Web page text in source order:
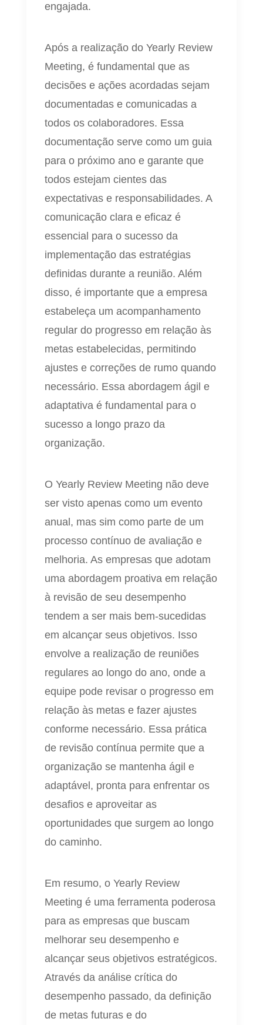
engajada.
Após a realização do Yearly Review
Meeting, é fundamental que as
decisões e ações acordadas sejam
documentadas e comunicadas a
todos os colaboradores. Essa
documentação serve como um guia
para o próximo ano e garante que
todos estejam cientes das
expectativas e responsabilidades. A
comunicação clara e eficaz é
essencial para o sucesso da
implementação das estratégias
definidas durante a reunião. Além
disso, é importante que a empresa
estabeleça um acompanhamento
regular do progresso em relação às
metas estabelecidas, permitindo
ajustes e correções de rumo quando
necessário. Essa abordagem ágil e
adaptativa é fundamental para o
sucesso a longo prazo da
organização.
O Yearly Review Meeting não deve
ser visto apenas como um evento
anual, mas sim como parte de um
processo contínuo de avaliação e
melhoria. As empresas que adotam
uma abordagem proativa em relação
à revisão de seu desempenho
tendem a ser mais bem-sucedidas
em alcançar seus objetivos. Isso
envolve a realização de reuniões
regulares ao longo do ano, onde a
equipe pode revisar o progresso em
relação às metas e fazer ajustes
conforme necessário. Essa prática
de revisão contínua permite que a
organização se mantenha ágil e
adaptável, pronta para enfrentar os
desafios e aproveitar as
oportunidades que surgem ao longo
do caminho.
Em resumo, o Yearly Review
Meeting é uma ferramenta poderosa
para as empresas que buscam
melhorar seu desempenho e
alcançar seus objetivos estratégicos.
Através da análise crítica do
desempenho passado, da definição
de metas futuras e do